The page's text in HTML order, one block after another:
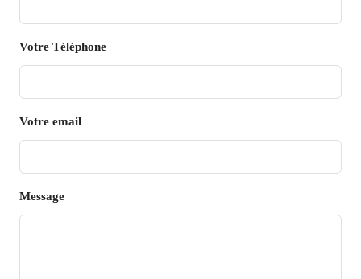
Votre Téléphone
Votre email
Message